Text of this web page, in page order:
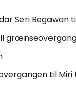
Seri Begawan
til Miri